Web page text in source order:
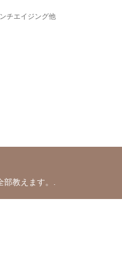
チエイジング他
教えます。.